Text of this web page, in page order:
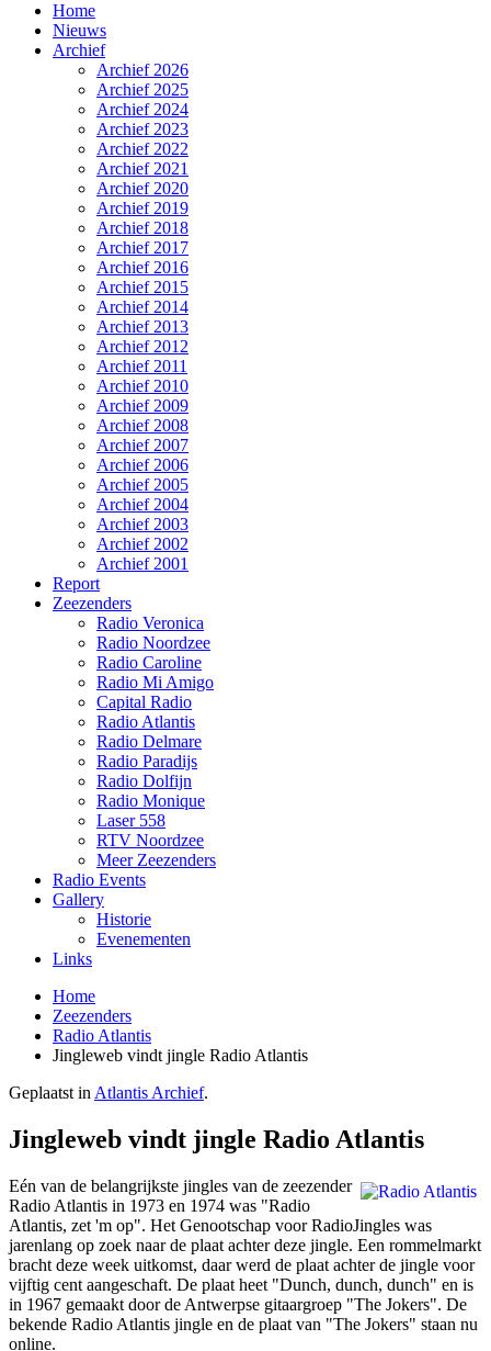
Home
Nieuws
Archief
Archief 2026
Archief 2025
Archief 2024
Archief 2023
Archief 2022
Archief 2021
Archief 2020
Archief 2019
Archief 2018
Archief 2017
Archief 2016
Archief 2015
Archief 2014
Archief 2013
Archief 2012
Archief 2011
Archief 2010
Archief 2009
Archief 2008
Archief 2007
Archief 2006
Archief 2005
Archief 2004
Archief 2003
Archief 2002
Archief 2001
Report
Zeezenders
Radio Veronica
Radio Noordzee
Radio Caroline
Radio Mi Amigo
Capital Radio
Radio Atlantis
Radio Delmare
Radio Paradijs
Radio Dolfijn
Radio Monique
Laser 558
RTV Noordzee
Meer Zeezenders
Radio Events
Gallery
Historie
Evenementen
Links
Home
Zeezenders
Radio Atlantis
Jingleweb vindt jingle Radio Atlantis
Geplaatst in Atlantis Archief.
Jingleweb vindt jingle Radio Atlantis
Eén van de belangrijkste jingles van de zeezender
Radio Atlantis in 1973 en 1974 was "Radio
Atlantis, zet 'm op". Het Genootschap voor RadioJingles was
jarenlang op zoek naar de plaat achter deze jingle. Een rommelmarkt
bracht deze week uitkomst, daar werd de plaat achter de jingle voor
vijftig cent aangeschaft. De plaat heet "Dunch, dunch, dunch" en is
in 1967 gemaakt door de Antwerpse gitaargroep "The Jokers". De
bekende Radio Atlantis jingle en de plaat van "The Jokers" staan nu
online.